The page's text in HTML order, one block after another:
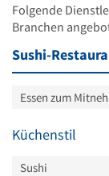
Folgende
Branchen
Sushi-
Essen zum
Küchenstil
Sushi